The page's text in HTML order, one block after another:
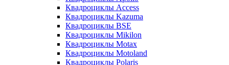
Квадроциклы Access
Квадроциклы Kazuma
Квадроциклы BSE
Квадроциклы Mikilon
Квадроциклы Motax
Квадроциклы Motoland
Квадроциклы Polaris